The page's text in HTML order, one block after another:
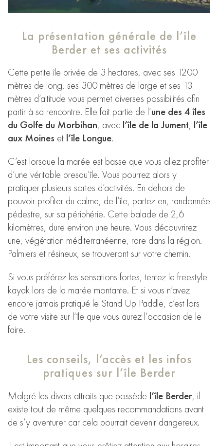
La présentation générale de l’île
Berder et ses activités
Cette petite île privée de 3 hectares, avec ses 1200
mètres de long, ses 300 mètres de large et ses 13
mètres d’altitude vous permet diverses possibilités afin
partir à sa rencontre. Elle fait partie de l’une des 4 îles
du Golfe du Morbihan, avec l’île de la Jument, l’île
aux Moines et l’île Longue.
C’est lorsque la marée est basse que vous allez profiter
d’une véritable presqu’île. Vous pourrez alors y
pratiquer plusieurs sortes d’activités. En dehors de
pouvoir profiter du calme, de l’île, partez en, randonnée
pédestre, sur sa périphérie. Cette balade de 2,6
kilomètres, dure environ une heure. Vous découvrirez
une, végétation méditerranéenne, rare dans la région.
Palmiers et résineux, se trouveront sur votre chemin.
Si vous préférez les sensations fortes, tentez le freestyle
kayak lors de la marée montante. Et si vous n’avez
encore jamais pratiqué le Stand Up Paddle, c’est lors
de votre visite sur l’île que vous aurez l’occasion de le
faire.
Les conseils, l’accès et les infos
pratiques sur l’île Berder
Malgré les divers attraits que possède l’île Berder, il
existe tout de même quelques recommandations avant
de s’y aventurer car cela pourrait devenir dangereux.